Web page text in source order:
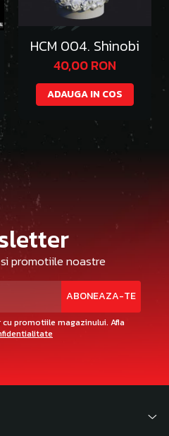
HCM 004. Shinobi
40,00 RON
ADAUGA IN COS
promotiile noastre
promotiile magazinului. Afla